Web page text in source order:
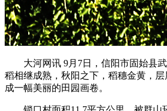
大河网讯 9月7日，信阳市固始县
稻相继成熟，秋阳之下，稻穗金黄，
成一幅美丽的田园画卷。